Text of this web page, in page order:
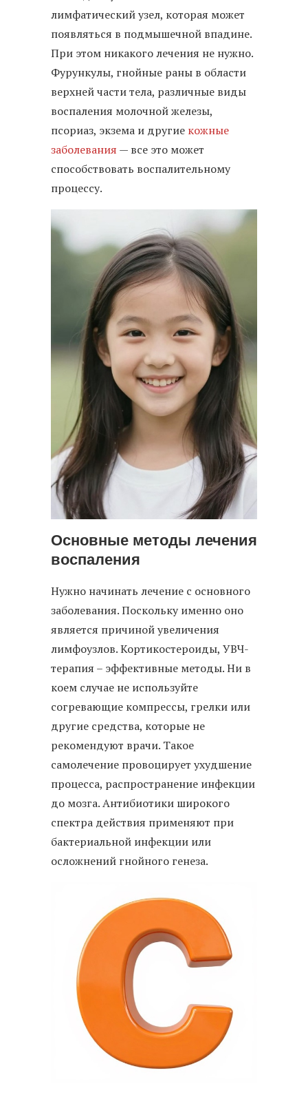
лимфатический узел, которая может
появляться в подмышечной впадине.
При этом никакого лечения не нужно.
Фурункулы, гнойные раны в области
верхней части тела, различные виды
воспаления молочной железы,
псориаз, экзема и другие кожные
заболевания — все это может
способствовать воспалительному
процессу.
Основные методы лечения
воспаления
Нужно начинать лечение с основного
заболевания. Поскольку именно оно
является причиной увеличения
лимфоузлов. Кортикостероиды, УВЧ-
терапия – эффективные методы. Ни в
коем случае не используйте
согревающие компрессы, грелки или
другие средства, которые не
рекомендуют врачи. Такое
самолечение провоцирует ухудшение
процесса, распространение инфекции
до мозга. Антибиотики широкого
спектра действия применяют при
бактериальной инфекции или
осложнений гнойного генеза.